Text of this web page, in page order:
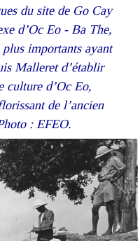
du site de Go Cay
d’Oc Eo - Ba The,
importants ayant
Malleret d’établir
culture d’Oc Eo,
de l’ancien
: EFEO.